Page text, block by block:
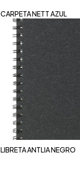
CARPETA NETT AZUL
LIBRETA ANTLIA NEGRO